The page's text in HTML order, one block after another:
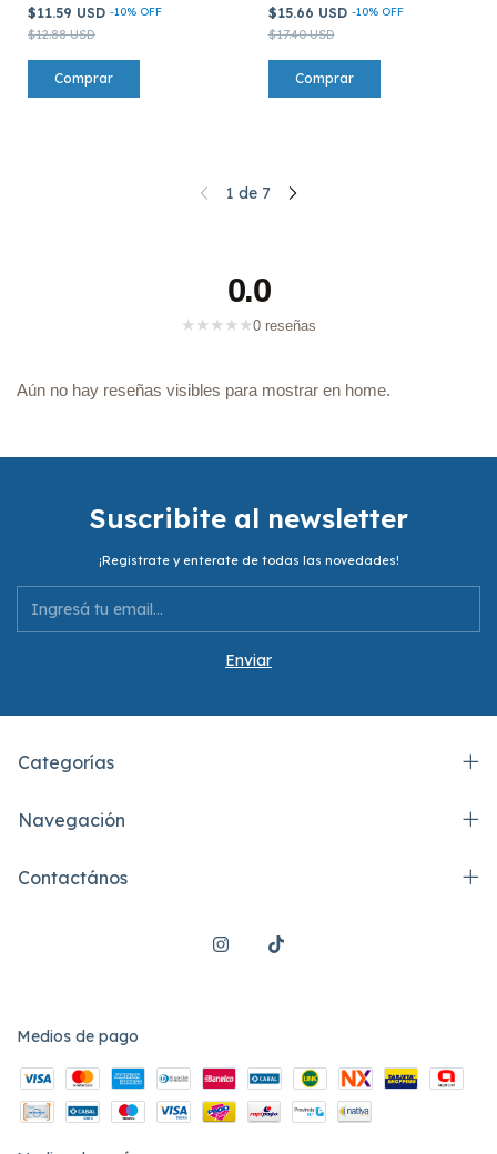
$11.59 USD -10% OFF
$12.88 USD
$15.66 USD -10% OFF
$17.40 USD
1 de 7
0.0
★ ★ ★ ★ ★0 reseñas
Aún no hay reseñas visibles para mostrar en home.
Suscribite al newsletter
¡Registrate y enterate de todas las novedades!
Categorías
Navegación
Contactános
Medios de pago